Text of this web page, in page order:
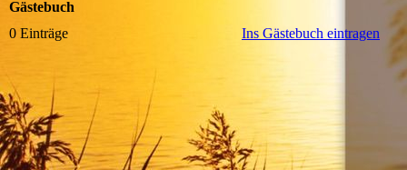
Gästebuch
0 Einträge
Ins Gästebuch eintragen